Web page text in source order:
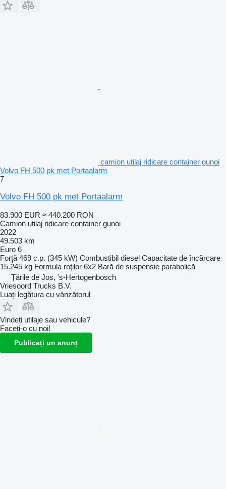
camion utilaj ridicare container gunoi
Volvo FH 500 pk met Portaalarm
7
Volvo FH 500 pk met Portaalarm
83.900 EUR ≈ 440.200 RON
Camion utilaj ridicare container gunoi
2022
49.503 km
Euro 6
Forţă 469 c.p. (345 kW) Combustibil diesel Capacitate de încărcare
15.245 kg Formula roţilor 6x2 Bară de suspensie parabolică
Țările de Jos, 's-Hertogenbosch
Vriesoord Trucks B.V.
Luați legătura cu vânzătorul
Vindeți utilaje sau vehicule?
Faceți-o cu noi!
Publicați un anunț